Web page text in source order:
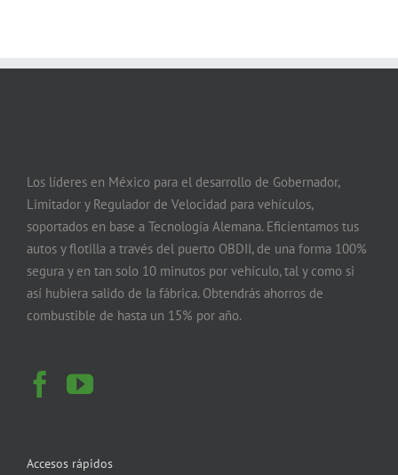
Los líderes en México para el desarrollo de Gobernador,
Limitador y Regulador de Velocidad para vehículos,
soportados en base a Tecnología Alemana. Eficientamos tus
autos y flotilla a través del puerto OBDII, de una forma 100%
segura y en tan solo 10 minutos por vehículo, tal y como si
así hubiera salido de la fábrica. Obtendrás ahorros de
combustible de hasta un 15% por año.
Accesos rápidos